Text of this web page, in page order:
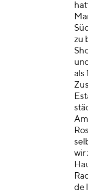
zu
als
wir
de